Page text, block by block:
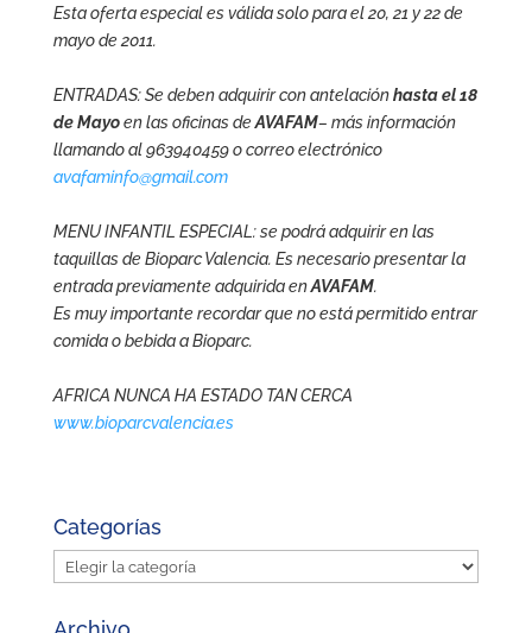
Esta oferta especial es válida solo para el 20, 21 y 22 de
mayo de 2011.
ENTRADAS: Se deben adquirir con antelaciónhasta el 18
de Mayoen las oficinas deAVAFAM– más información
llamando al 963940459 o correo electrónico
avafaminfo@gmail.com
MENU INFANTIL ESPECIAL: se podrá adquirir en las
taquillas de Bioparc Valencia. Es necesario presentar la
entrada previamente adquirida enAVAFAM.
Es muy importante recordar que no está permitido entrar
comida o bebida a Bioparc.
AFRICA NUNCA HA ESTADO TAN CERCA
www.bioparcvalencia.es
Categorías
Categorías